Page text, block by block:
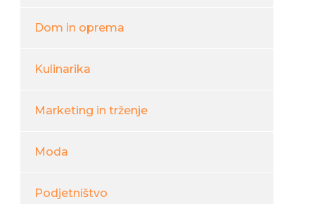
Dom in oprema
Kulinarika
Marketing in trženje
Moda
Podjetništvo